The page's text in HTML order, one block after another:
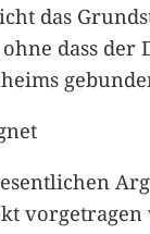
das
dass der